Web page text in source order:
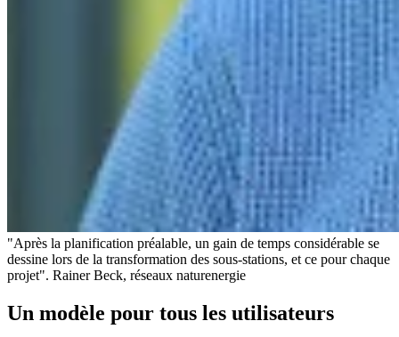
"Après la planification préalable, un gain de temps considérable se
dessine lors de la transformation des sous-stations, et ce pour chaque
projet". Rainer Beck, réseaux naturenergie
Un modèle pour tous les utilisateurs